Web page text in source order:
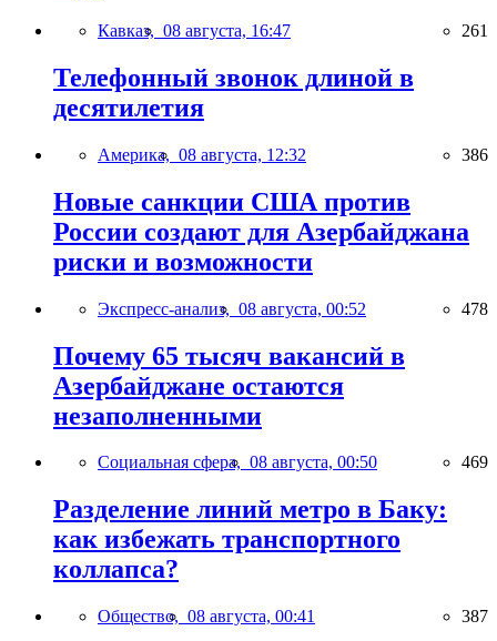
Кавказ, 08 августа, 16:47 261
Телефонный звонок длиной в
десятилетия
Америка, 08 августа, 12:32 386
Новые санкции США против
России создают для Азербайджана
риски и возможности
Экспресс-анализ, 08 августа, 00:52 478
Почему 65 тысяч вакансий в
Азербайджане остаются
незаполненными
Социальная сфера, 08 августа, 00:50 469
Разделение линий метро в Баку:
как избежать транспортного
коллапса?
Общество, 08 августа, 00:41 387